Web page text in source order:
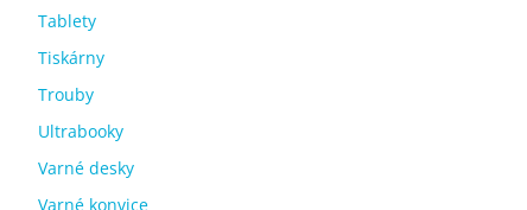
Tablety
Tiskárny
Trouby
Ultrabooky
Varné desky
Varné konvice